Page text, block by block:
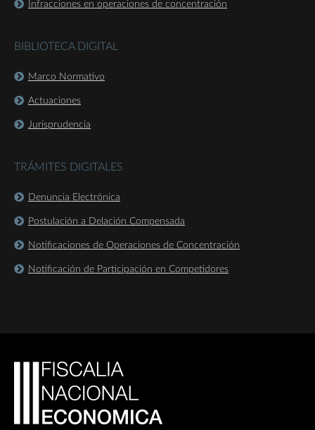
Infracciones en operaciones de concentración
BIBLIOTECA DIGITAL
Marco Normativo
Actuaciones
Jurisprudencia
TRÁMITES DIGITALES
Denuncia Electrónica
Postulación a Delación Compensada
Notificaciones de Operaciones de Concentración
Notificación de Participación en Competidores